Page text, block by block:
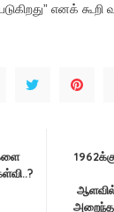
எனக்